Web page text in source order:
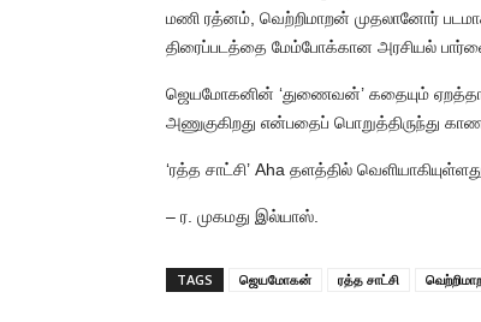
மணி ரத்னம், வெற்றிமாறன் முதலானோர்
திரைப்படத்தை மேம்போக்கான அரசியல்
ஜெயமோகனின் ‘துணைவன்’ கதையும்
அணுகுகிறது என்பதைப் பொறுத்திருந்து
‘ரத்த சாட்சி’ Aha தளத்தில் வெளியாகியுள்ளது.
– ர. முகமது இல்யாஸ்.
TAGS ஜெயமோகன் ரத்த சாட்சி